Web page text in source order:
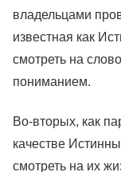
владельцами
известная как
смотреть на
пониманием.
Во-вторых, как
качестве
смотреть на их